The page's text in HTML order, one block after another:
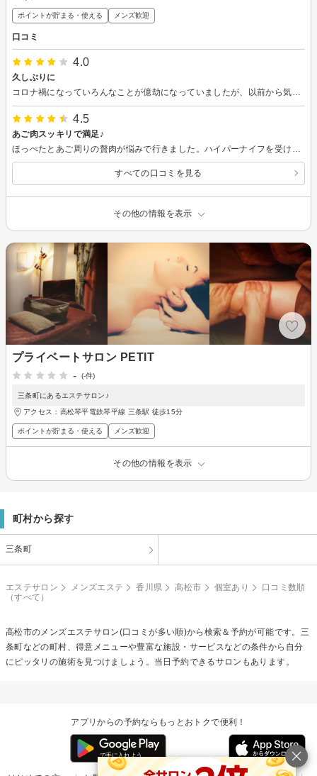
ポイントが貯まる・使える メンズ歓迎
口コミ
4.0
久しぶりに
4.5
あご肉スッキリで満足♪
すべての口コミを見る
その他の情報を表示
プライベートサロン PETIT
-
(-件)
三条町にあるエステサロン♪
アクセス：高松琴平電鉄琴平線 三条駅 徒歩15分
ポイントが貯まる・使える メンズ歓迎
その他の情報を表示
町村から探す
三条町
エステサロン メンズエステ 香川県 高松市 個室あり
口コミ数順
（すべて）
高松市の メンズエステサロン(口コミが多い順)から検索＆予約が可能です。三
条町などの町村、得意メニューや豊富な施設・サービスなどの条件から自分
にピッタリの施術を見つけましょう。当日予約できるサロンもあります。
アプリからの予約ならもっとおトクで便利！